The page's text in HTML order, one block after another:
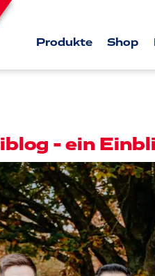
Produkte Shop
- ein